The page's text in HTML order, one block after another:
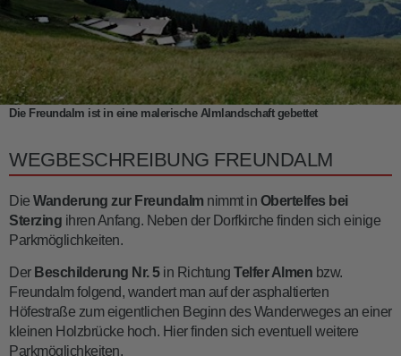
Die Freundalm ist in eine malerische Almlandschaft gebettet
WEGBESCHREIBUNG FREUNDALM
Die Wanderung zur Freundalm nimmt in Obertelfes bei
Sterzing ihren Anfang. Neben der Dorfkirche finden sich einige
Parkmöglichkeiten.
Der Beschilderung Nr. 5 in Richtung Telfer Almen bzw.
Freundalm folgend, wandert man auf der asphaltierten
Höfestraße zum eigentlichen Beginn des Wanderweges an einer
kleinen Holzbrücke hoch. Hier finden sich eventuell weitere
Parkmöglichkeiten.